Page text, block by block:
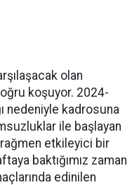
olan
koşuyor. 2024-
nedeniyle kadrosuna
ile başlayan
etkileyici bir
baktığımız zaman
edinilen